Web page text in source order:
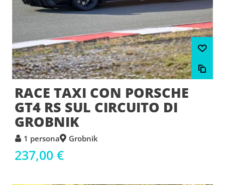
RACE TAXI CON PORSCHE
GT4 RS SUL CIRCUITO DI
GROBNIK
1 persona Grobnik
237,00 €